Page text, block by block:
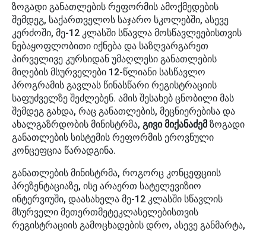
ზოგადი განათლების რეფორმის ამოქმედების
შემდეგ, საქართველოს საჯარო სკოლებში, ასევე
კერძოში, მე-12 კლასში სწავლა მოსწავლეებისთვის
ნებაყოფლობითი იქნება და საზღვარგარეთ
პირველივე კურსიდან უმაღლესი განათლების
მიღების მსურველები 12-წლიანი სასწავლო
პროგრამის გავლას წინასწარი რეგისტრაციის
საფუძველზე შეძლებენ. ამის შესახებ ცნობილი მას
შემდეგ გახდა, რაც განათლების, მეცნიერებისა და
ახალგაზრდობის მინისტრმა, გივი მიქანაძემ ზოგადი
განათლების სისტემის რეფორმის ეროვნული
კონცეფცია წარადგინა.
განათლების მინისტრმა, როგორც კონცეფციის
პრეზენტაციაზე, ისე არაერთ სატელევიზიო
ინტერვიუში, დაასახელა მე-12 კლასში სწავლის
მსურველი მეთერთმეტეკლასელებისთვის
რეგისტრაციის გამოცხადების დრო, ასევე განმარტა,